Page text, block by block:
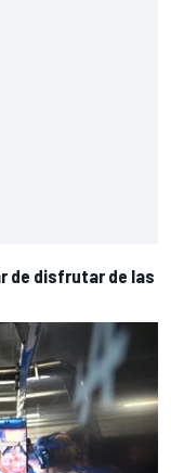
de disfrutar de las